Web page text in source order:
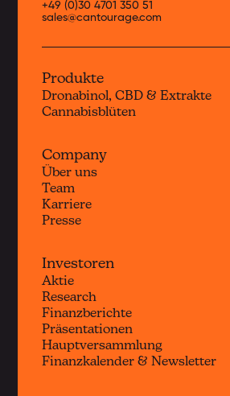
+49 (0)30 4701 350 51
sales@cantourage.com
Produkte
Dronabinol, CBD & Extrakte
Cannabisblüten
Company
Über uns
Team
Karriere
Presse
Investoren
Aktie
Research
Finanzberichte
Präsentationen
Hauptversammlung
Finanzkalender & Newsletter